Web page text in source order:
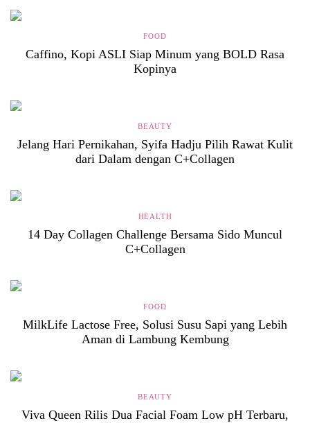
FOOD
Caffino, Kopi ASLI Siap Minum yang BOLD Rasa
Kopinya
BEAUTY
Jelang Hari Pernikahan, Syifa Hadju Pilih Rawat Kulit
dari Dalam dengan C+Collagen
HEALTH
14 Day Collagen Challenge Bersama Sido Muncul
C+Collagen
FOOD
MilkLife Lactose Free, Solusi Susu Sapi yang Lebih
Aman di Lambung Kembung
BEAUTY
Viva Queen Rilis Dua Facial Foam Low pH Terbaru,